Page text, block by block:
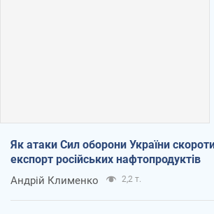
Як атаки Сил оборони України
експорт російських нафтопродуктів
Андрій Клименко 2,2 т.